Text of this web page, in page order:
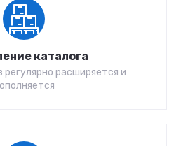
каталога
регулярно расширяется и